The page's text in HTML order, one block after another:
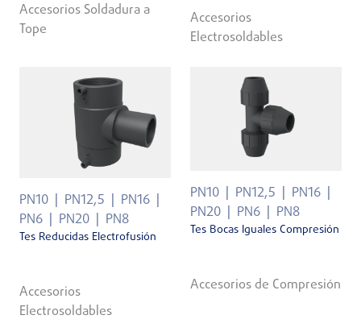
Accesorios Soldadura a
Tope
Accesorios
Electrosoldables
PN10 PN12,5
PN16
PN6
PN20 PN8
Tes Reducidas Electrofusión
Accesorios
Electrosoldables
PN10 PN12,5
PN16
PN20
PN6 PN8
Tes Bocas Iguales Compresión
Accesorios de Compresión